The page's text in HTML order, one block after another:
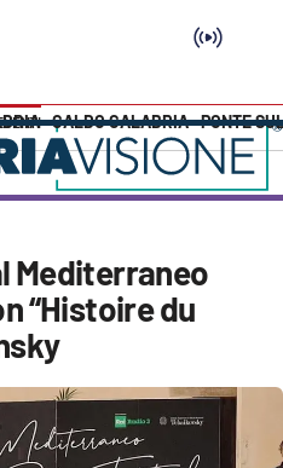
CALDO CALABRIA PONTE
Mediterraneo
“Histoire du